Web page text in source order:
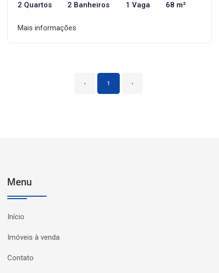
2 Quartos 2 Banheiros 1 Vaga 68 m²
Mais informações
‹ 1 ›
Menu
Início
Imóveis à venda
Contato